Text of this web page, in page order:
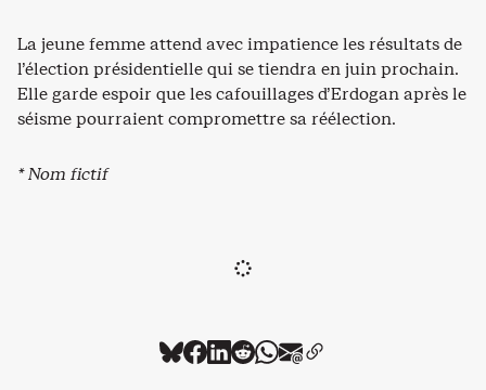
La jeune femme attend avec impatience les résultats de
l’élection présidentielle qui se tiendra en juin prochain.
Elle garde espoir que les cafouillages d’Erdogan après le
séisme pourraient compromettre sa réélection.
* Nom fictif